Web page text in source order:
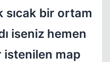
sıcak bir ortam
iseniz hemen
istenilen map